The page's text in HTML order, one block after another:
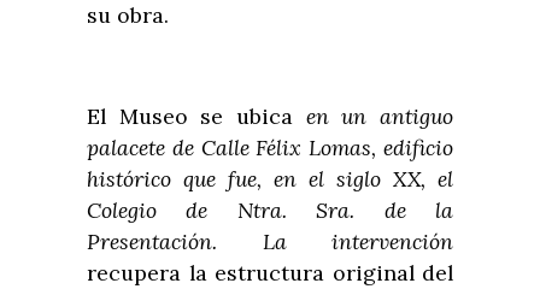
su obra.
El Museo se ubica en un antiguo
palacete de Calle Félix Lomas, edificio
histórico que fue, en el siglo XX, el
Colegio de Ntra. Sra. de la
Presentación. La intervención
recupera la estructura original del